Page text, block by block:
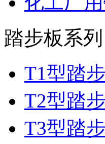
踏步板系列
T1型踏
T2型踏
T3型踏